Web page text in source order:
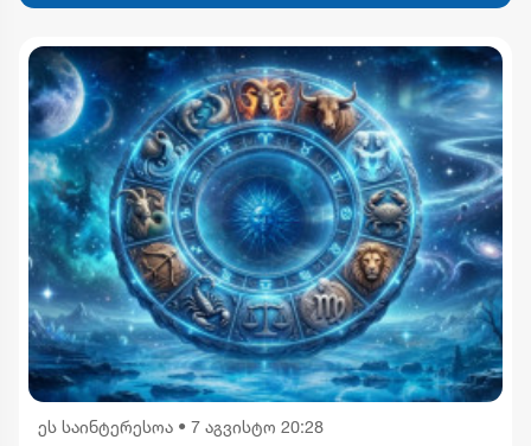
ეს საინტერესოა • 7 აგვისტო 20:28